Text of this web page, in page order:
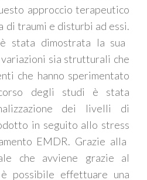
approccio terapeutico
di traumi e disturbi ad essi.
è stata dimostrata la sua
variazioni sia strutturali che
che hanno sperimentato
degli studi è stata
dei livelli di
in seguito allo stress
EMDR. Grazie alla
che avviene grazie al
possibile effettuare una